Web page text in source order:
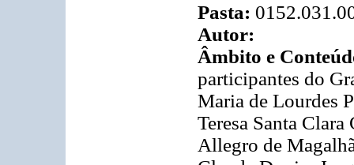
Pasta:
Autor:
Âmbito e
participantes do
Maria de Lourdes
Teresa Santa
Allegro de